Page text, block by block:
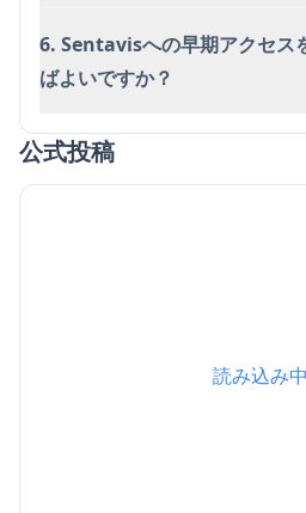
6. Sentavisへの早期アクセス
ばよいですか？
公式投稿
読み込み